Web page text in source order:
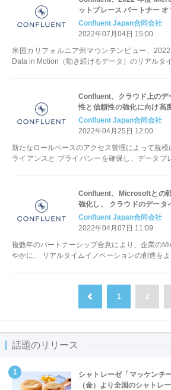
ットプレース パートナー
賞
Confluent Japan合同会社
2022年07月04日 15:00
米国カリフォルニア州マウンテンビュー、
Data in Motion（動き続けるデータ）のリアルタ
Confluent、クラウド上のデ
性と信頼性の強化に向け高
ープライズインサイト機能を
Confluent Japan合同会社
2022年04月25日 12:00
新たなロールベースのアクセス管理によって規
ライアンスと プライバシーを確保し、データプ
Confluent、Microsoftとの
強化し、 クラウドのデータ
化を加速
Confluent Japan合同会社
2022年04月07日 11:09
複数年のパートナーシップ合意により、企業の
やかに、 リアルタイムイノベーションの創造を
1 2
話題のリリース
シャトレーゼ「マッケンチ
（金）より全国のシャトレ